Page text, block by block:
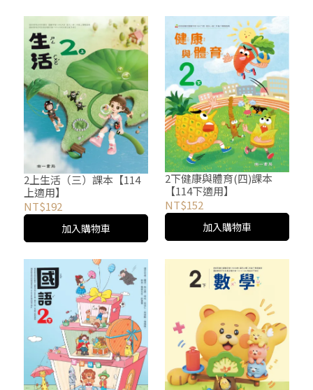
2上生活（三）課本【114
上適用】
NT$192
加入購物車
2下健康與體育(四)課本
【114下適用】
NT$152
加入購物車